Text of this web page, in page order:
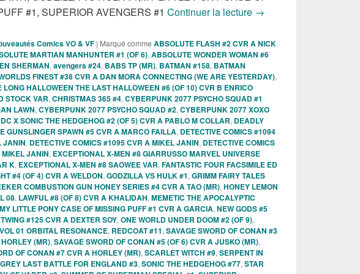
#1, SUPERIOR AVENGERS #1 Continuer la lecture Sorties des Comics VO
→
Comics VO & VF | Marqué comme ABSOLUTE FLASH #2 CVR A NICK
MARTIAN MANHUNTER #1 (OF 6), ABSOLUTE WONDER WOMAN #6
SHERMAN, avengers #24, BABS TP (MR), BATMAN #158, BATMAN
FINEST #38 CVR A DAN MORA CONNECTING (WE ARE YESTERDAY),
LONG HALLOWEEN THE LAST HALLOWEEN #6 (OF 10) CVR B ENRICO
STOCK VAR, CHRISTMAS 365 #4, CYBERPUNK 2077 PSYCHO SQUAD #1
LAWN, CYBERPUNK 2077 PSYCHO SQUAD #2, CYBERPUNK 2077 XOXO
DC X SONIC THE HEDGEHOG #2 (OF 5) CVR A PABLO M COLLAR, DEADLY
GUNSLINGER SPAWN #5 CVR A MARCO FAILLA, DETECTIVE COMICS #1094
JANIN, DETECTIVE COMICS #1095 CVR A MIKEL JANIN, DETECTIVE COMICS
JANIN, EXCEPTIONAL X-MEN #8 GIARRUSSO MARVEL UNIVERSE
K, EXCEPTIONAL X-MEN #8 SAOWEE VAR, FANTASTIC FOUR FACSIMILE ED
#4 (OF 4) CVR A WELDON, GODZILLA VS HULK #1, GRIMM FAIRY TALES
COMBUSTION GUN HONEY SERIES #4 CVR A TAO (MR), HONEY LEMON
08, LAWFUL #8 (OF 8) CVR A KHALIDAH, MEMETIC THE APOCALYPTIC
MY LITTLE PONY CASE OF MISSING PUFF #1 CVR A GARCIA, NEW GODS #5
#125 CVR A DEXTER SOY, ONE WORLD UNDER DOOM #2 (OF 9),
01 ORBITAL RESONANCE, REDCOAT #11, SAVAGE SWORD OF CONAN #3
(MR), SAVAGE SWORD OF CONAN #5 (OF 6) CVR A JUSKO (MR),
OF CONAN #7 CVR A HORLEY (MR), SCARLET WITCH #9, SERPENT IN
LAST BATTLE FOR ENGLAND #3, SONIC THE HEDGEHOG #77, STAR